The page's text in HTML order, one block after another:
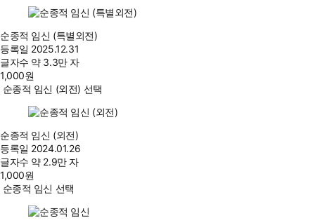
순종적 임신 (특별외전)
등록일 2025.12.31
글자수 약 3.3만 자
1,000원
순종적 임신 (외전) 선택
순종적 임신 (외전)
등록일 2024.01.26
글자수 약 2.9만 자
1,000원
순종적 임신 선택